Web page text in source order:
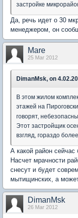
застройке
Да, речь идет о 30
менеджером, он
Mare
25 Mar 2012
DimanMsk, on
В этом жилом
этажей на
говорят,
Этот застройщик
взгляд, гораздо
А какой район сейчас
Насчет мрачности
снесут и будет
мытищинских, а
DimanMsk
26 Mar 2012